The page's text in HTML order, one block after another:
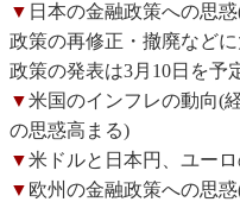
▼ 日本の金融政策への思
政策の再修正・撤廃など
政策の発表は3月10日を予
▼米国のインフレの動向(
の思惑高まる)
▼米ドルと日本円、ユー
▼ 欧州の金融政策への思